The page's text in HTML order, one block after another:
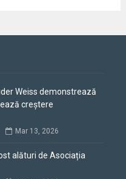
Weiss demonstrează
creștere
Mar 13, 2026
alături de Asociația